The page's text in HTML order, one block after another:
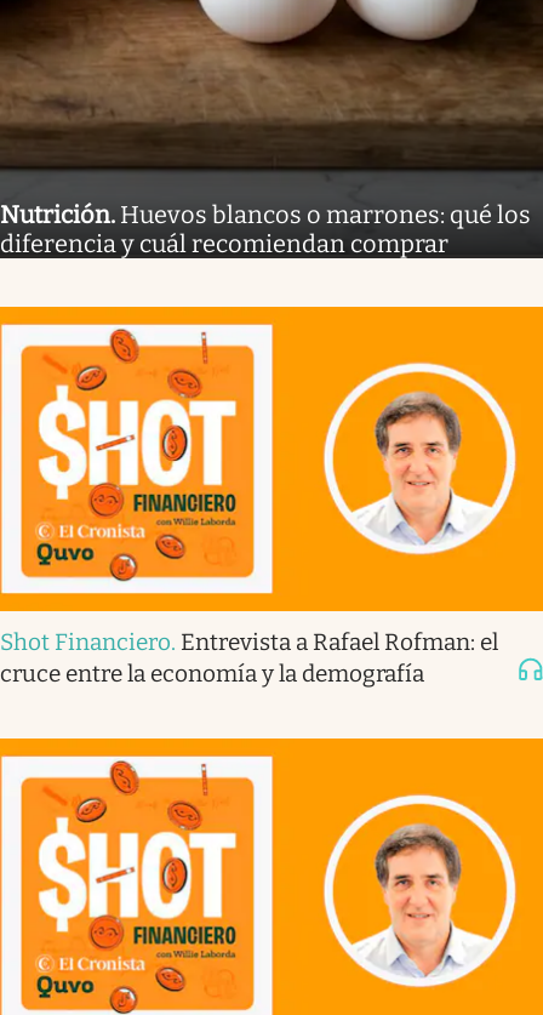
Nutrición. Huevos blancos o marrones: qué los
diferencia y cuál recomiendan comprar
Shot Financiero. Entrevista a Rafael Rofman: el
cruce entre la economía y la demografía